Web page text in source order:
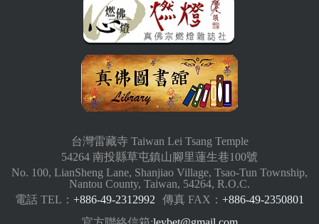
台灣雷藏寺 Taiwan Lei Tsang Temple
54264 南投縣草屯鎮山腳里蓮生巷100號
No. 100, LianSheng Lane, Shanjiao Village, Tsao-Tun Township,
Nantou County, Taiwan, 54264, R.O.C.
電話 TEL： +886-49-2312992 傳真 FAX： +886-49-2350801